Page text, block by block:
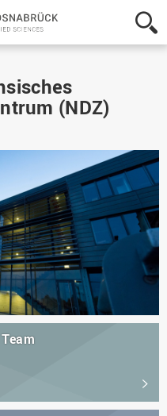
Hochschule
Osnabrück
-
Sciences
(NDZ)
Team